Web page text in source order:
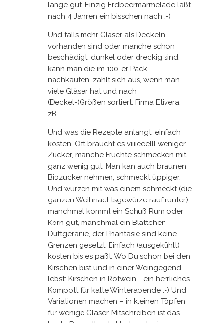
lange gut. Einzig Erdbeermarmelade läßt
nach 4 Jahren ein bisschen nach :-)
Und falls mehr Gläser als Deckeln
vorhanden sind oder manche schon
beschädigt, dunkel oder dreckig sind,
kann man die im 100-er Pack
nachkaufen, zahlt sich aus, wenn man
viele Gläser hat und nach
(Deckel-)Größen sortiert. Firma Etivera,
zB.
Und was die Rezepte anlangt: einfach
kosten. Oft braucht es viiiieeelll weniger
Zucker, manche Früchte schmecken mit
ganz wenig gut. Man kan auch braunen
Biozucker nehmen, schmeckt üppiger.
Und würzen mit was einem schmeckt (die
ganzen Weihnachtsgewürze rauf runter),
manchmal kommt ein Schuß Rum oder
Korn gut, manchmal ein Blättchen
Duftgeranie, der Phantasie sind keine
Grenzen gesetzt. Einfach (ausgekühlt)
kosten bis es paßt. Wo Du schon bei den
Kirschen bist und in einer Weingegend
lebst: Kirschen in Rotwein … ein herrliches
Kompott für kalte Winterabende :-) Und
Variationen machen – in kleinen Töpfen
für wenige Gläser. Mitschreiben ist das